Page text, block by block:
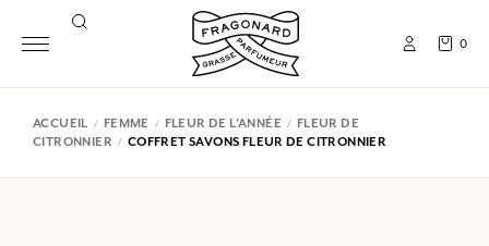
0
ACCUEIL FEMME FLEUR DE L'ANNÉE
FLEUR DE
CITRONNIER
COFFRET SAVONS FLEUR DE CITRONNIER